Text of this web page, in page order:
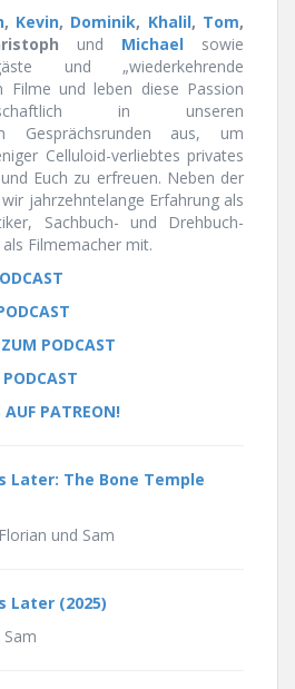
, Kevin, Dominik, Khalil, Tom,
und Michael sowie
und „wiederkehrende
Filme und leben diese Passion
in unseren
Gesprächsrunden aus, um
Celluloid-verliebtes privates
Euch zu erfreuen. Neben der
jahrzehntelange Erfahrung als
Sachbuch- und Drehbuch-
Filmemacher mit.
PODCAST
PATREON!
Later: The Bone Temple
und Sam
Later (2025)